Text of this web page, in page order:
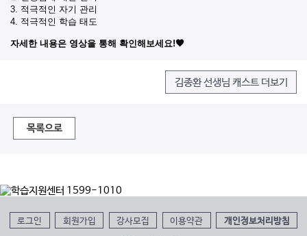
3. 적극적인 자기 관리
4. 적극적인 학습 태도
자세한 내용은 영상을 통해 확인해보세요!🧡
김종환 선생님 캐스트 더보기
목록으로
로그인 회원가입 강사모집 이용약관 개인정보처리방침